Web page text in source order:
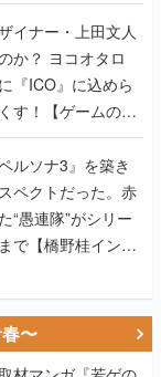
イナー・上田文人
か？ ヨコオタロ
『ICO』に込めら
す！【ゲームの企
ルソナ3』を築き
ペクトだった。赤
“愚連隊”がシリー
で【橋野桂インタ
〜